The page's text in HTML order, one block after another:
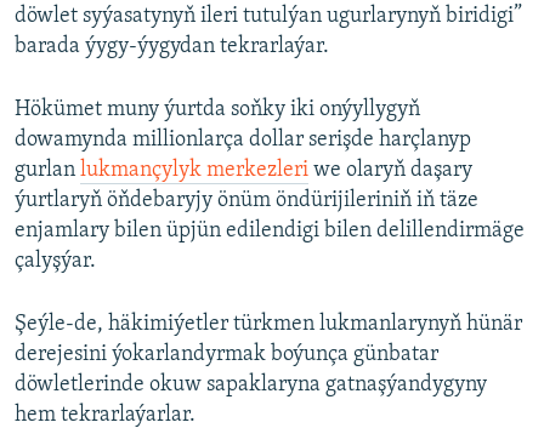
döwlet syýasatynyň ileri tutulýan ugurlarynyň biridigi”
barada ýygy-ýygydan tekrarlaýar.
Hökümet muny ýurtda soňky iki onýyllygyň
dowamynda millionlarça dollar serişde harçlanyp
gurlan lukmançylyk merkezleri we olaryň daşary
ýurtlaryň öňdebaryjy önüm öndürijileriniň iň täze
enjamlary bilen üpjün edilendigi bilen delillendirmäge
çalyşýar.
Şeýle-de, häkimiýetler türkmen lukmanlarynyň hünär
derejesini ýokarlandyrmak boýunça günbatar
döwletlerinde okuw sapaklaryna gatnaşýandygyny
hem tekrarlaýarlar.